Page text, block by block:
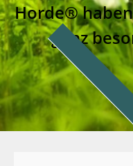
Horde®
ganz